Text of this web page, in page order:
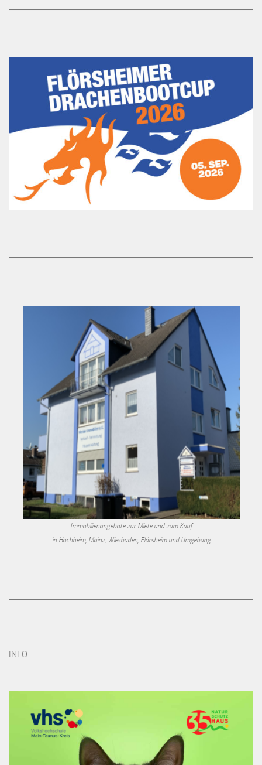
Immobilienangebote zur Miete und zum Kauf
in Hochheim, Mainz, Wiesbaden, Flörsheim und Umgebung
INFO